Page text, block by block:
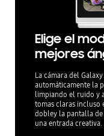
Elige el
mejores
La cámara del
automáticamente la
limpiando el ruido y
tomas claras incluso
dobley la pantalla
una entrada creativa.